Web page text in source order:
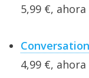
5,99 €,
4,99 €,